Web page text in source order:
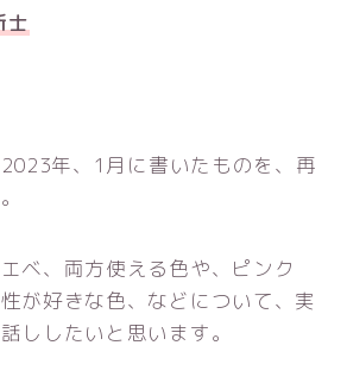
士
年、1月に書いたものを、再
ベ、両方使える色や、ピンク
が好きな色、などについて、実
ししたいと思います。